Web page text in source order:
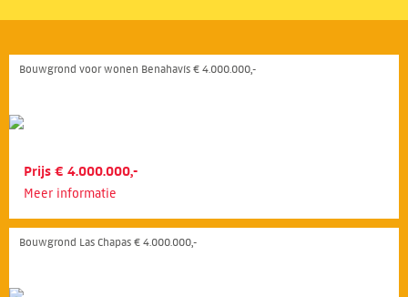
Bouwgrond voor wonen Benahavís € 4.000.000,-
Prijs € 4.000.000,-
Meer informatie
Bouwgrond Las Chapas € 4.000.000,-